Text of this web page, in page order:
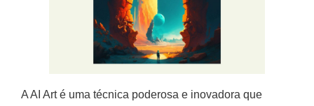
A AI Art é uma técnica poderosa e inovadora que